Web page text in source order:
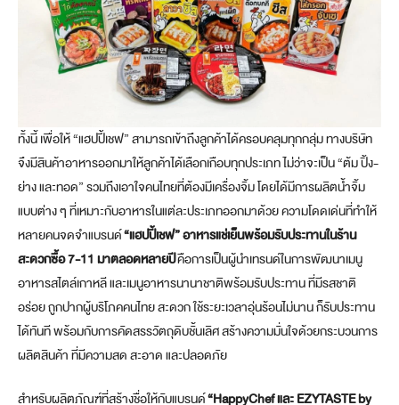
ทั้งนี้ เพื่อให้ “แฮปปี้เชฟ” สามารถเข้าถึงลูกค้าได้ครอบคลุมทุกกลุ่ม ทางบริษัท
จึงมีสินค้าอาหารออกมาให้ลูกค้าได้เลือกเกือบทุกประเภท ไม่ว่าจะเป็น “ต้ม ปิ้ง-
ย่าง และทอด” รวมถึงเอาใจคนไทยที่ต้องมีเครื่องจิ้ม โดยได้มีการผลิตน้ำจิ้ม
แบบต่าง ๆ ที่เหมาะกับอาหารในแต่ละประเภทออกมาด้วย ความโดดเด่นที่ทำให้
หลายคนจดจำแบรนด์“แฮปปี้เชฟ” อาหารแช่เย็นพร้อมรับประทานในร้าน
สะดวกซื้อ 7-11 มาตลอดหลายปีคือการเป็นผู้นำเทรนด์ในการพัฒนาเมนู
อาหารสไตล์เกาหลี และเมนูอาหารนานาชาติพร้อมรับประทาน ที่มีรสชาติ
อร่อย ถูกปากผู้บริโภคคนไทย สะดวก ใช้ระยะเวลาอุ่นร้อนไม่นาน ก็รับประทาน
ได้ทันที พร้อมกับการคัดสรรวัตถุดิบชั้นเลิศ สร้างความมั่นใจด้วยกระบวนการ
ผลิตสินค้า ที่มีความสด สะอาด และปลอดภัย
สำหรับผลิตภัณฑ์ที่สร้างชื่อให้กับแบรนด์“HappyChef และ EZYTASTE by